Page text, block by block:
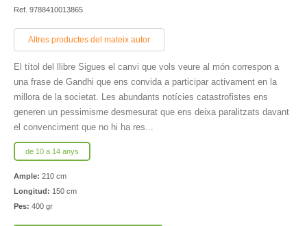
Ref. 9788410013865
Altres productes del mateix autor
El títol del llibre Sigues el canvi que vols veure al món correspon a
una frase de Gandhi que ens convida a participar activament en la
millora de la societat. Les abundants notícies catastrofistes ens
generen un pessimisme desmesurat que ens deixa paralitzats davant
el convenciment que no hi ha res...
de 10 a 14 anys
Ample: 210 cm
Longitud: 150 cm
Pes: 400 gr